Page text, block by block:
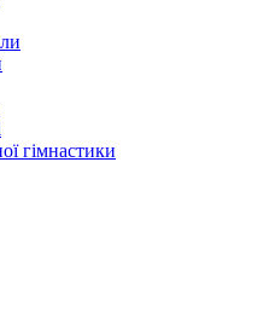
гімнастики